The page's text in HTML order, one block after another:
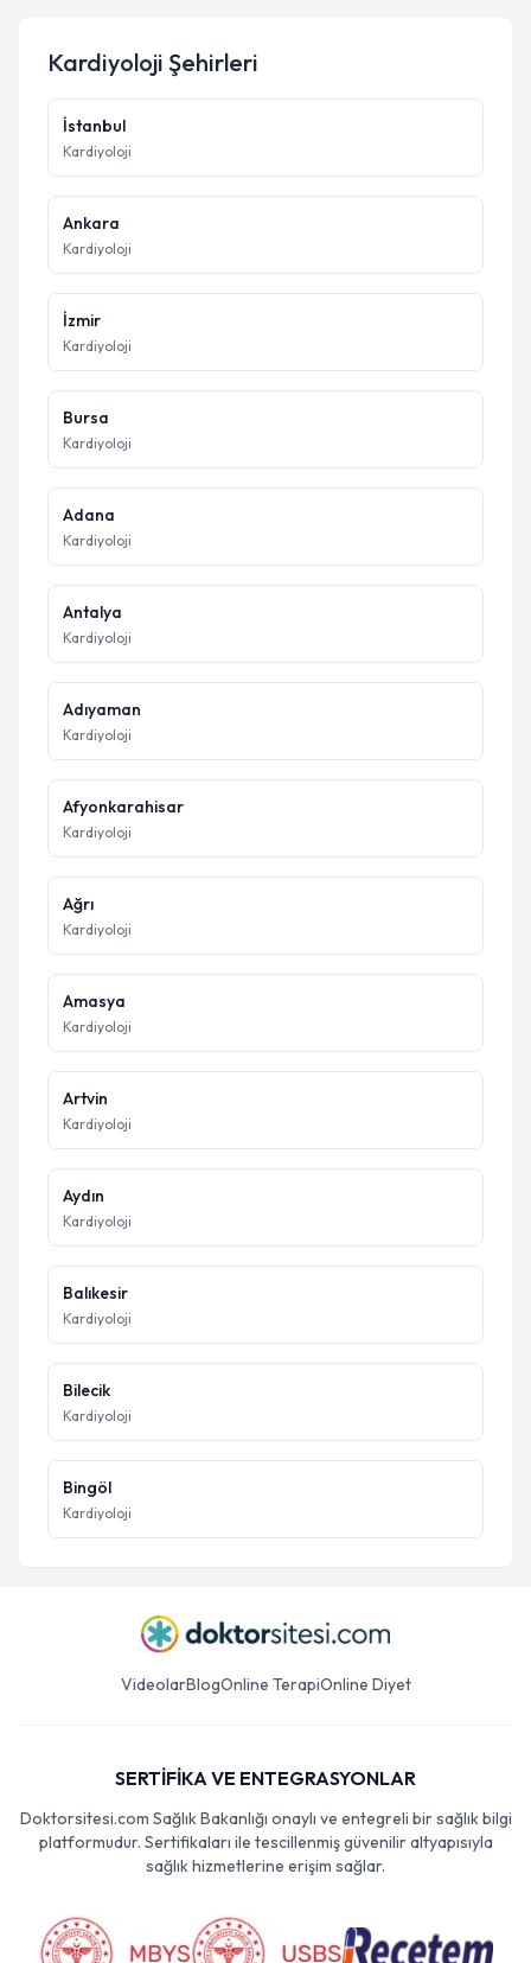
Kardiyoloji Şehirleri
İstanbul
Kardiyoloji
Ankara
Kardiyoloji
İzmir
Kardiyoloji
Bursa
Kardiyoloji
Adana
Kardiyoloji
Antalya
Kardiyoloji
Adıyaman
Kardiyoloji
Afyonkarahisar
Kardiyoloji
Ağrı
Kardiyoloji
Amasya
Kardiyoloji
Artvin
Kardiyoloji
Aydın
Kardiyoloji
Balıkesir
Kardiyoloji
Bilecik
Kardiyoloji
Bingöl
Kardiyoloji
VideolarBlogOnline TerapiOnline Diyet
SERTİFİKA VE ENTEGRASYONLAR
Doktorsitesi.com Sağlık Bakanlığı onaylı ve entegreli bir sağlık bilgi
platformudur. Sertifikaları ile tescillenmiş güvenilir altyapısıyla
sağlık hizmetlerine erişim sağlar.